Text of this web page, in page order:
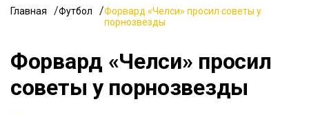
Главная Футбол
Форвард «Челси» просил советы у
порнозвезды
Форвард «Челси» просил
советы у порнозвезды